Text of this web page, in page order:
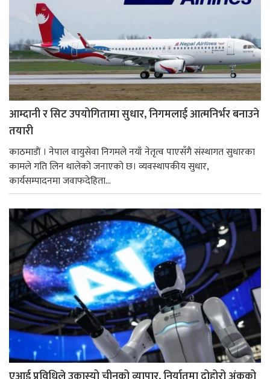
आम्दानी र सिट उपयोगितामा सुधार, निगमलाई आत्मनिर्भर बनाउने
तयारी
काठमाडाैं । नेपाल वायुसेवा निगमले नयाँ नेतृत्व पाएसँगै संस्थागत सुधारका
कामले गति लिन थालेको जनाएको छ। व्यवस्थापकीय सुधार,
कार्यसम्पादनमा जवाफदेहिता...